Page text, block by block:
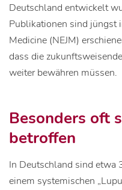
Deutschland entwickelt
Publikationen sind jüngst
Medicine (NEJM)
dass die
weiter bewähren müssen.
Besonders oft
betroffen
In Deutschland sind
einem systemischen